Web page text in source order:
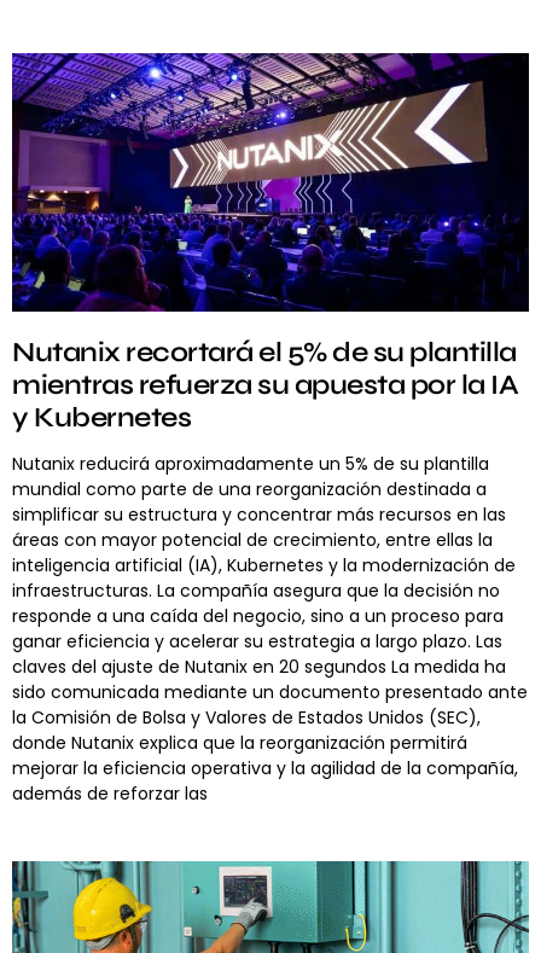
Nutanix recortará el 5% de su plantilla
mientras refuerza su apuesta por la IA
y Kubernetes
Nutanix reducirá aproximadamente un 5% de su plantilla
mundial como parte de una reorganización destinada a
simplificar su estructura y concentrar más recursos en las
áreas con mayor potencial de crecimiento, entre ellas la
inteligencia artificial (IA), Kubernetes y la modernización de
infraestructuras. La compañía asegura que la decisión no
responde a una caída del negocio, sino a un proceso para
ganar eficiencia y acelerar su estrategia a largo plazo. Las
claves del ajuste de Nutanix en 20 segundos La medida ha
sido comunicada mediante un documento presentado ante
la Comisión de Bolsa y Valores de Estados Unidos (SEC),
donde Nutanix explica que la reorganización permitirá
mejorar la eficiencia operativa y la agilidad de la compañía,
además de reforzar las